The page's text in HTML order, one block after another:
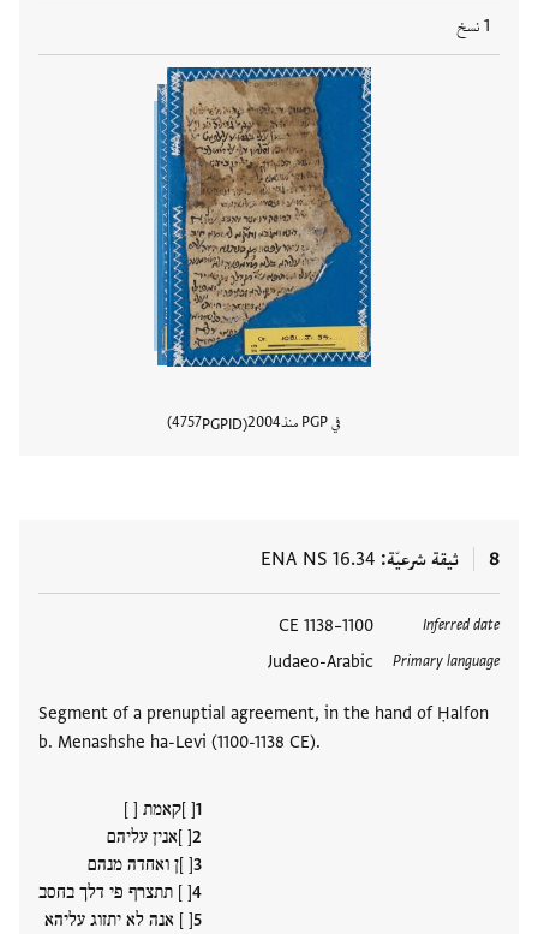
1 نسخ
في PGP منذ 2004
PGPID
4757
8 ثيقة شرعيّة ENA NS 16.34
Inferred date
1100–1138 CE
Primary language
Judaeo-Arabic
Segment of a prenuptial agreement, in the hand of Ḥalfon
b. Menashshe ha-Levi (1100-1138 CE).
[ ]קאמת [ ]
[ ]אנין עליהם
[ ]ן ואחדה מנהם
[ ] תתצרף פי דלך בחסב
[ ] אנה לא יתזוג עליהא
العلامات